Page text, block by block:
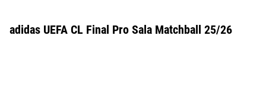
adidas UEFA CL Final Pro Sala Matchball 25/26